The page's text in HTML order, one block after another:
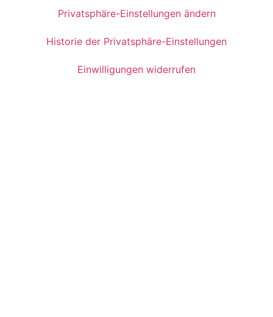
Privatsphäre-Einstellungen ändern
Historie der Privatsphäre-Einstellungen
Einwilligungen widerrufen